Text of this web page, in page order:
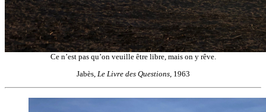
Ce n’est pas qu’on veuille être libre, mais on y rêve.
Jabès, Le Livre des Questions, 1963